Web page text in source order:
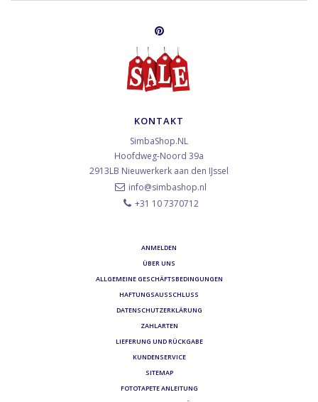
KONTAKT
SimbaShop.NL
Hoofdweg-Noord 39a
2913LB Nieuwerkerk aan den IJssel
info@simbashop.nl
+31 10 7370712
ANMELDEN
ÜBER UNS
ALLGEMEINE GESCHÄFTSBEDINGUNGEN
HAFTUNGSAUSSCHLUSS
DATENSCHUTZERKLÄRUNG
ZAHLARTEN
LIEFERUNG UND RÜCKGABE
KUNDENSERVICE
SITEMAP
FOTOTAPETE ANLEITUNG